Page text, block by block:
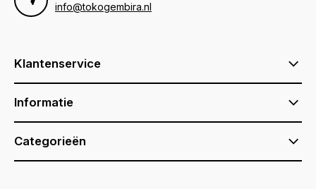
info@tokogembira.nl
Klantenservice
Informatie
Categorieën